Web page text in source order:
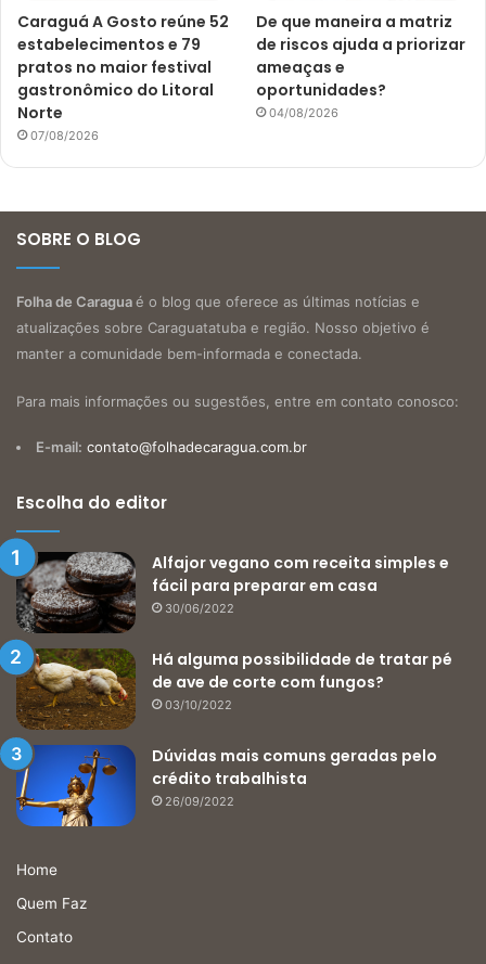
Caraguá A Gosto reúne 52
estabelecimentos e 79
pratos no maior festival
gastronômico do Litoral
Norte
07/08/2026
De que maneira a matriz
de riscos ajuda a priorizar
ameaças e
oportunidades?
04/08/2026
SOBRE O BLOG
Folha de Caraguaé o blog que oferece as últimas notícias e
atualizações sobre Caraguatatuba e região. Nosso objetivo é
manter a comunidade bem-informada e conectada.
Para mais informações ou sugestões, entre em contato conosco:
E-mail: contato@folhadecaragua.com.br
Escolha do editor
Alfajor vegano com receita simples e
fácil para preparar em casa
30/06/2022
Há alguma possibilidade de tratar pé
de ave de corte com fungos?
03/10/2022
Dúvidas mais comuns geradas pelo
crédito trabalhista
26/09/2022
Home
Quem Faz
Contato